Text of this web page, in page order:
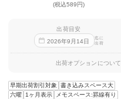
(税込589円)
出荷目安
2026年9 月 14日
迄に
出荷
出荷オプションについて
早期出荷割引対象
書き込みスペース大
六曜
1ヶ月表示
メモスペース:罫線有り